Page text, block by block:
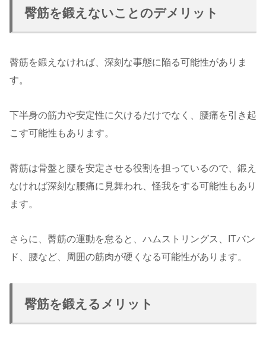
臀筋を鍛えないことのデメリット
臀筋を鍛えなければ、深刻な事態に陥る可能性がありま
す。
下半身の筋力や安定性に欠けるだけでなく、腰痛を引き起
こす可能性もあります。
臀筋は骨盤と腰を安定させる役割を担っているので、鍛え
なければ深刻な腰痛に見舞われ、怪我をする可能性もあり
ます。
さらに、臀筋の運動を怠ると、ハムストリングス、ITバン
ド、腰など、周囲の筋肉が硬くなる可能性があります。
臀筋を鍛えるメリット